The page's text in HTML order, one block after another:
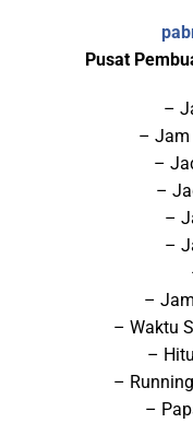
Pusat
–
– Jam
–
–
–
–
–
– Waktu
–
–
–